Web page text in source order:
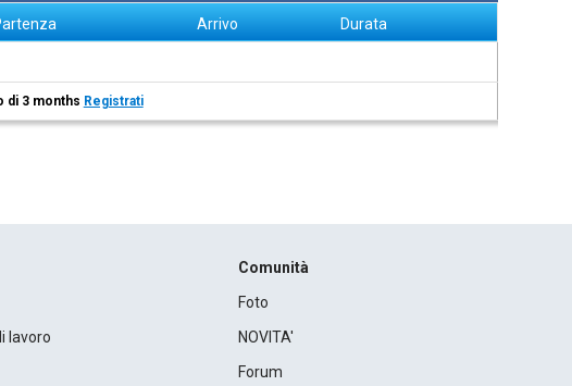
Arrivo Durata
di 3 months Registrati
lavoro
Comunità
Foto
NOVITA'
Forum